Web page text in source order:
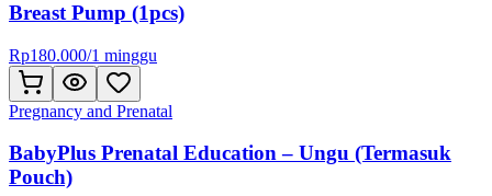
Breast Pump (1pcs)
Rp180.000/1 minggu
Pregnancy and Prenatal
BabyPlus Prenatal Education – Ungu (Termasuk
Pouch)